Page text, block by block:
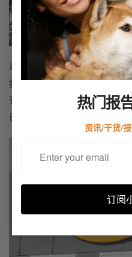
热门报
资讯/干货/
订阅
以安大略国际机场为核心，
拥有了庞大且成熟的物流网
论是居住还是仓储，都是一
已经成为了大洛杉矶地区的物